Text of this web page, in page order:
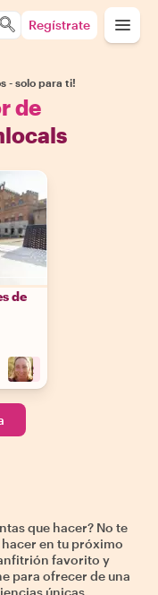
Regístrate
- solo para ti!
de
de
+2
que hacer? No te
en tu próximo
favorito y
para ofrecer de una
únicas.